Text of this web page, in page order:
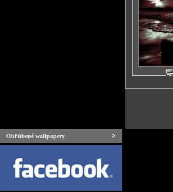
Obľúbené wallpapery